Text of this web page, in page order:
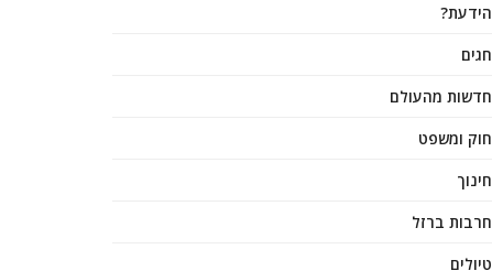
הידעת?
חגים
חדשות מהעולם
חוק ומשפט
חינוך
חרבות ברזל
טיולים